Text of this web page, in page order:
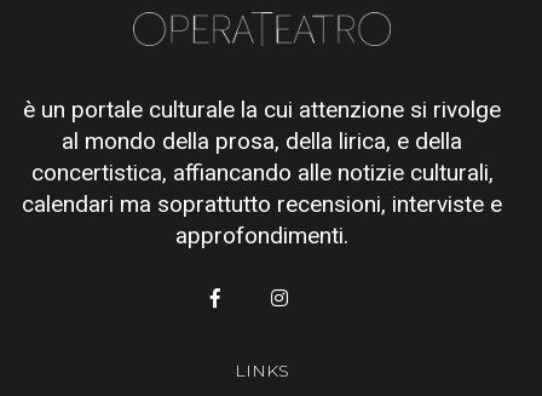
è un portale culturale la cui attenzione si rivolge
al mondo della prosa, della lirica, e della
concertistica, affiancando alle notizie culturali,
calendari ma soprattutto recensioni, interviste e
approfondimenti.
LINKS